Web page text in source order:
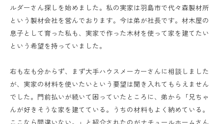
ルダーさん探しを始めました。私の実家は羽島市で代々森製材所
という製材会社を営んでおります。今は弟が社長です。材木屋の
息子として育った私も、実家で作った木材を使って家を建てたい
という希望を持っていました。
右も左も分からず、まず大手ハウスメーカーさんに相談しました
が、実家の材料を使いたいという要望は聞き入れてもらえません
でした。門前払いが続いて困っていたところに、弟から「兄ちゃ
んが好きそうな家を建てている。うちの材料もよく納めている。
ここなら間違いない。」と紹介されたのがナチュールホームさん